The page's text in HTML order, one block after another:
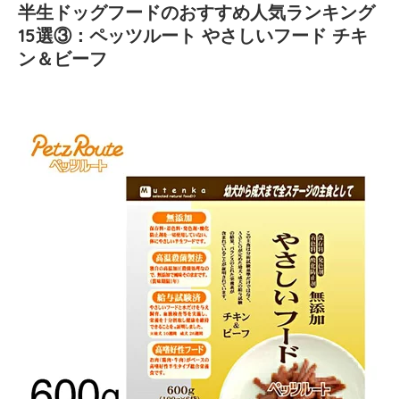
半生ドッグフードのおすすめ人気ランキング
15選③：ペッツルート やさしいフード チキ
ン＆ビーフ